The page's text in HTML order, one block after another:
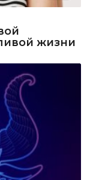
жизни